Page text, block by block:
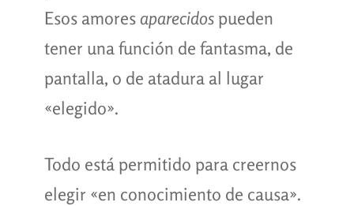
Esos amoresaparecidospueden
tener una función de fantasma, de
pantalla, o de atadura al lugar
«elegido».
Todo está permitido para creernos
elegir «en conocimiento de causa».